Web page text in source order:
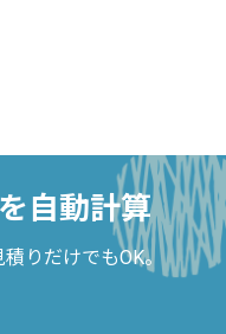
自動計算
りだけでもOK。